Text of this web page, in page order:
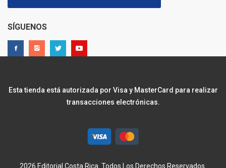
SÍGUENOS
Esta tienda está autorizada por Visa y MasterCard para realizar
transacciones electrónicas.
2026 Editorial Costa Rica. Todos Los Derechos Reservados.